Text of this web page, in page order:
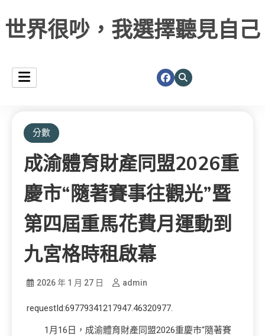
世界很吵，我選擇聽見自己
分數
成渝體育財產同盟2026重
慶市“隨著賽事往觀光”暨
第四屆重馬花費月運動到
九宮格時租啟幕
2026 年 1 月 27 日 admin
requestId:69779341217947.46320977.
1月16日，成渝體育財產同盟2026重慶市“隨著賽